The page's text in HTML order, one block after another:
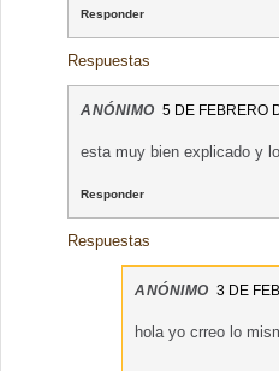
Responder
Respuestas
ANÓNIMO 5 DE FEBRERO
esta muy bien explicado y
Responder
Respuestas
ANÓNIMO 3 DE
hola yo crreo lo